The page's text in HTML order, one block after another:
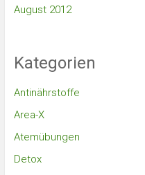
August 2012
Kategorien
Antinährstoffe
Area-X
Atemübungen
Detox